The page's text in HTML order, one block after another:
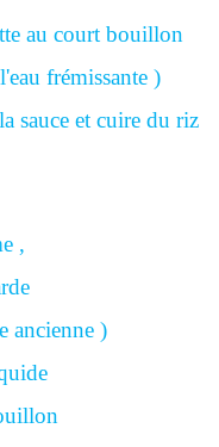
au court bouillon
frémissante )
sauce et cuire du riz
,
ancienne )